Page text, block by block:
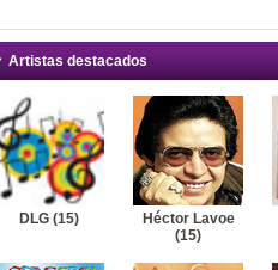
Artistas destacados
DLG (15)
Héctor Lavoe
(15)